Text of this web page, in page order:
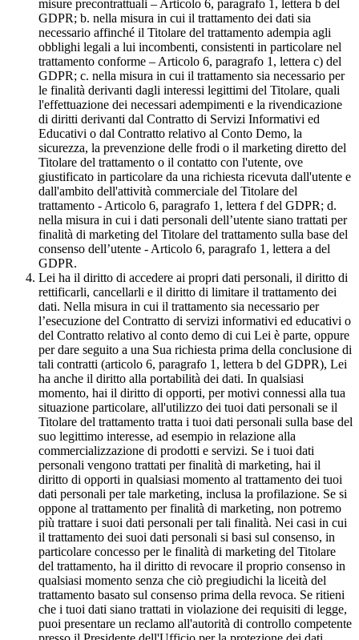
misure precontrattuali – Articolo 6, paragrafo 1, lettera b del
GDPR; b. nella misura in cui il trattamento dei dati sia
necessario affinché il Titolare del trattamento adempia agli
obblighi legali a lui incombenti, consistenti in particolare nel
trattamento conforme – Articolo 6, paragrafo 1, lettera c) del
GDPR; c. nella misura in cui il trattamento sia necessario per
le finalità derivanti dagli interessi legittimi del Titolare, quali
l'effettuazione dei necessari adempimenti e la rivendicazione
di diritti derivanti dal Contratto di Servizi Informativi ed
Educativi o dal Contratto relativo al Conto Demo, la
sicurezza, la prevenzione delle frodi o il marketing diretto del
Titolare del trattamento o il contatto con l'utente, ove
giustificato in particolare da una richiesta ricevuta dall'utente e
dall'ambito dell'attività commerciale del Titolare del
trattamento - Articolo 6, paragrafo 1, lettera f del GDPR; d.
nella misura in cui i dati personali dell’utente siano trattati per
finalità di marketing del Titolare del trattamento sulla base del
consenso dell’utente - Articolo 6, paragrafo 1, lettera a del
GDPR.
Lei ha il diritto di accedere ai propri dati personali, il diritto di
rettificarli, cancellarli e il diritto di limitare il trattamento dei
dati. Nella misura in cui il trattamento sia necessario per
l’esecuzione del Contratto di servizi informativi ed educativi o
del Contratto relativo al conto demo di cui Lei è parte, oppure
per dare seguito a una Sua richiesta prima della conclusione di
tali contratti (articolo 6, paragrafo 1, lettera b del GDPR), Lei
ha anche il diritto alla portabilità dei dati. In qualsiasi
momento, hai il diritto di opporti, per motivi connessi alla tua
situazione particolare, all'utilizzo dei tuoi dati personali se il
Titolare del trattamento tratta i tuoi dati personali sulla base del
suo legittimo interesse, ad esempio in relazione alla
commercializzazione di prodotti e servizi. Se i tuoi dati
personali vengono trattati per finalità di marketing, hai il
diritto di opporti in qualsiasi momento al trattamento dei tuoi
dati personali per tale marketing, inclusa la profilazione. Se si
oppone al trattamento per finalità di marketing, non potremo
più trattare i suoi dati personali per tali finalità. Nei casi in cui
il trattamento dei suoi dati personali si basi sul consenso, in
particolare concesso per le finalità di marketing del Titolare
del trattamento, ha il diritto di revocare il proprio consenso in
qualsiasi momento senza che ciò pregiudichi la liceità del
trattamento basato sul consenso prima della revoca. Se ritieni
che i tuoi dati siano trattati in violazione dei requisiti di legge,
puoi presentare un reclamo all'autorità di controllo competente